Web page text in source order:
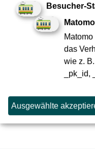
Ihre
Holthaus sind für Sie
bis 17 Uhr telefonisch
info(at)sbev-
über MS Teams oder
Besucher-
Matomo
das
wie z.
Ausgewählte